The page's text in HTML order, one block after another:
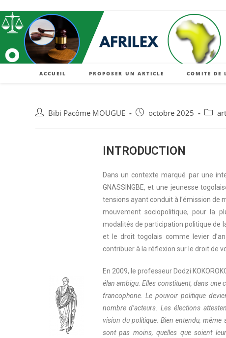
ACCUEIL PROPOSER UN ARTICLE COMITE DE
Bibi Pacôme MOUGUE octobre 2025
INTRODUCTION
Dans un contexte marqué par une
GNASSINGBE, et une jeunesse
tensions ayant conduit à l’émission de
mouvement sociopolitique, pour la
modalités de participation politique de
et le droit togolais comme levier
contribuer à la réflexion sur le droit de
En 2009, le professeur Dodzi
élan ambigu. Elles constituent, dans une
francophone. Le pouvoir politique
nombre d’acteurs. Les élections
vision du politique. Bien entendu, même
sont pas moins, quelles que soient